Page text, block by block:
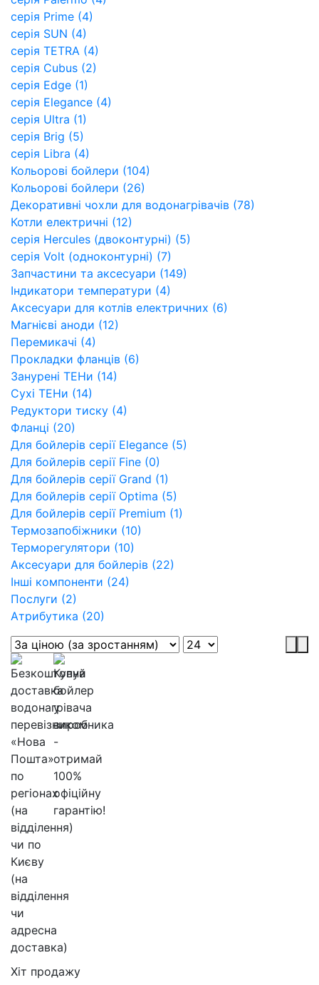
серія Prime (4)
серія SUN (4)
серія TETRA (4)
серія Cubus (2)
серія Edge (1)
серія Elegance (4)
серія Ultra (1)
серія Brig (5)
серія Libra (4)
Кольорові бойлери (104)
Кольорові бойлери (26)
Декоративні чохли для водонагрівачів (78)
Котли електричні (12)
серія Hercules (двоконтурні) (5)
серія Volt (одноконтурні) (7)
Запчастини та аксесуари (149)
Індикатори температури (4)
Аксесуари для котлів електричних (6)
Магнієві аноди (12)
Перемикачі (4)
Прокладки фланців (6)
Занурені ТЕНи (14)
Сухі ТЕНи (14)
Редуктори тиску (4)
Фланці (20)
Для бойлерів серії Elegance (5)
Для бойлерів серії Fine (0)
Для бойлерів серії Grand (1)
Для бойлерів серії Optima (5)
Для бойлерів серії Premium (1)
Термозапобіжники (10)
Терморегулятори (10)
Аксесуари для бойлерів (22)
Інші компоненти (24)
Послуги (2)
Атрибутика (20)
Хіт продажу